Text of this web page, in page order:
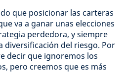
que posicionar las carteras
va a ganar unas elecciones
perdedora, y siempre
diversificación del riesgo. Por
decir que ignoremos los
pero creemos que es más